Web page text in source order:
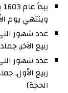
وينتهي يوم الأربعاء 22 أكتوبر
ربيع الآخر,
ربيع الأول,
الحجة)